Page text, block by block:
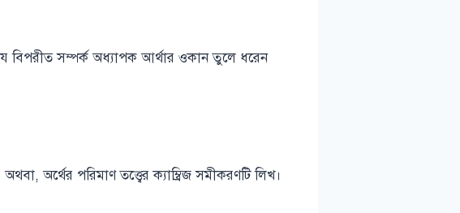
বিপরীত সম্পর্ক অধ্যাপক আর্থার ওকান তুলে ধরেন
অর্থের পরিমাণ তত্ত্বের ক্যাম্ব্রিজ সমীকরণটি লিখ।